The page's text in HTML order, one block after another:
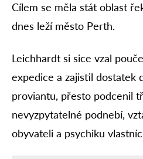
Cílem se měla stát oblast
dnes leží město Perth.
Leichhardt si sice vzal
expedice a zajistil dostatek
proviantu, přesto podcenil
nevyzpytatelné podnebí,
obyvateli a psychiku